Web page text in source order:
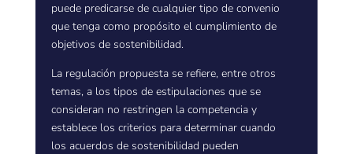
puede predicarse de cualquier tipo de convenio
que tenga como propósito el cumplimiento de
objetivos de sostenibilidad.
La regulación propuesta se refiere, entre otros
temas, a los tipos de estipulaciones que se
consideran no restringen la competencia y
establece los criterios para determinar cuando
los acuerdos de sostenibilidad pueden